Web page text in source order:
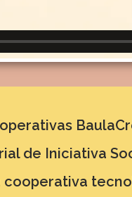
de Iniciativa